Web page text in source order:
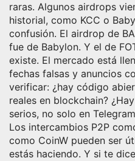
raras. Algunos airdrops
historial, como KCC o
confusión. El airdrop de
fue de Babylon. Y el de
existe. El mercado está
fechas falsas y anuncios
verificar: ¿hay código
reales en blockchain?
serios, no solo en
Los intercambios P2P
como CoinW pueden ser
estás haciendo. Y si te